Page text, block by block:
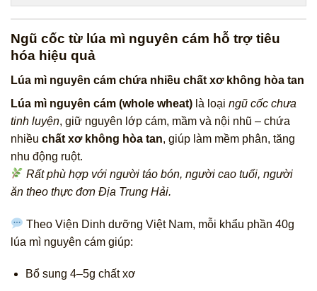
Ngũ cốc từ lúa mì nguyên cám hỗ trợ tiêu
hóa hiệu quả
Lúa mì nguyên cám chứa nhiều chất xơ không hòa tan
Lúa mì nguyên cám (whole wheat) là loại ngũ cốc chưa
tinh luyện, giữ nguyên lớp cám, mầm và nội nhũ – chứa
nhiều chất xơ không hòa tan, giúp làm mềm phân, tăng
nhu động ruột.
Rất phù hợp với người táo bón, người cao tuổi, người
ăn theo thực đơn Địa Trung Hải.
Theo Viện Dinh dưỡng Việt Nam, mỗi khẩu phần 40g
lúa mì nguyên cám giúp:
Bổ sung 4–5g chất xơ